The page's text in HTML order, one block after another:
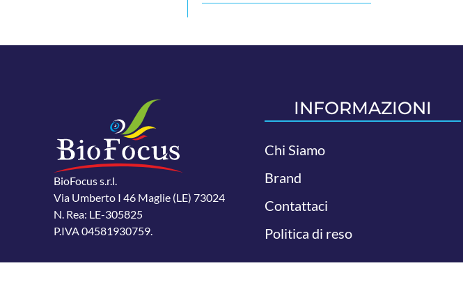
BioFocus s.r.l.
Via Umberto I 46 Maglie (LE) 73024
N. Rea: LE-305825
P.IVA 04581930759.
INFORMAZIONI
Chi Siamo
Brand
Contattaci
Politica di reso